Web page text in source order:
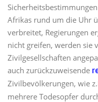
Afrikas rund um die Uhr
verbreitet, Regierungen
nicht greifen, werden sie
Zivilgesellschaften
auch zurückzuweisende
Zivilbevölkerungen, wie
mehrere Todesopfer